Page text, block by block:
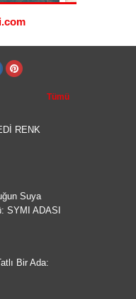
Tümü
RENK
Suya
SYMI ADASI
Bir Ada: